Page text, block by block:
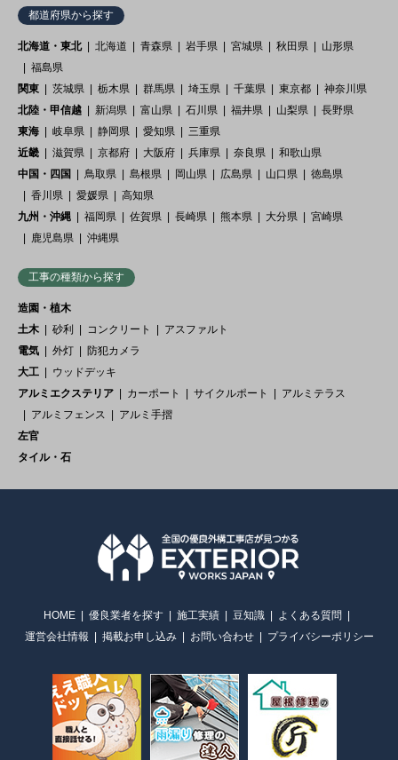
都道府県から探す
北海道・東北 北海道 青森県 岩手県 宮城県 秋田県
山形県
福島県
関東
茨城県 栃木県 群馬県 埼玉県 千葉県 東京都
神奈川県
北陸・甲信越
新潟県 富山県 石川県 福井県 山梨県
長野県
東海
岐阜県 静岡県 愛知県
三重県
近畿
滋賀県 京都府 大阪府 兵庫県 奈良県
和歌山県
中国・四国
鳥取県 島根県 岡山県 広島県 山口県
徳島県
香川県
愛媛県
高知県
九州・沖縄
福岡県 佐賀県 長崎県 熊本県 大分県
宮崎県
鹿児島県
沖縄県
工事の種類から探す
造園・植木
土木
砂利 コンクリート
アスファルト
電気
外灯
防犯カメラ
大工
ウッドデッキ
アルミエクステリア
カーポート サイクルポート
アルミテラス
アルミフェンス
アルミ手摺
左官
タイル・石
HOME 優良業者を探す 施工実績 豆知識
よくある質問
運営会社情報
掲載お申し込み お問い合わせ プライバシーポリシー